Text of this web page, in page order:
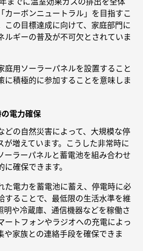
カーボンニュートラル」を目指すこ
この目標達成に向けて、家庭部門に
ルギーの普及が不可欠とされていま
庭用ソーラーパネルを設置すること
に積極的に参加することを意味しま
電力確保
どの自然災害によって、大規模な停
が増えています。こうした非常時に
ーラーパネルと蓄電池を組み合わせ
確保できます。
た電力を蓄電池に蓄え、停電時に必
することで、最低限の生活水準を維
明や冷蔵庫、通信機器などを稼働さ
ートフォンやラジオへの充電によっ
や家族との連絡手段を確保できま